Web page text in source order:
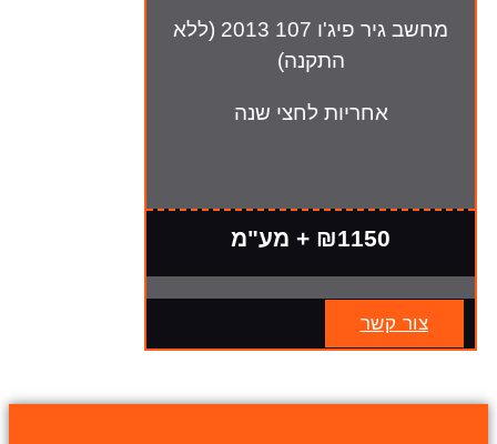
מחשב גיר פיג'ו 107 2013 (ללא
התקנה)
אחריות לחצי שנה
₪1150 + מע"מ
צור קשר